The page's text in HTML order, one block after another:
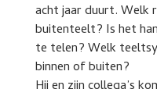
acht jaar duurt. Welk
buitenteelt? Is het
te telen? Welk
binnen of buiten?